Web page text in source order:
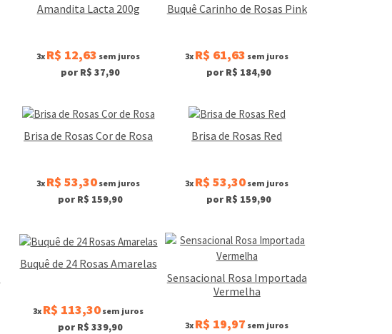
Amandita Lacta 200g
3x R$ 12,63 sem juros
por R$ 37,90
Buquê Carinho de Rosas Pink
3x R$ 61,63 sem juros
por R$ 184,90
Brisa de Rosas Cor de Rosa
3x R$ 53,30 sem juros
por R$ 159,90
Brisa de Rosas Red
3x R$ 53,30 sem juros
por R$ 159,90
Buquê de 24 Rosas Amarelas
3x R$ 113,30 sem juros
por R$ 339,90
Sensacional Rosa Importada
Vermelha
3x R$ 19,97 sem juros